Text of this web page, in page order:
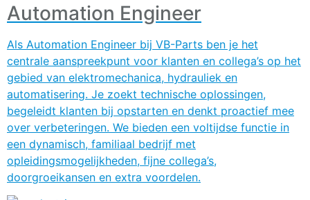
Automation Engineer
Als Automation Engineer bij VB-Parts ben je het
centrale aanspreekpunt voor klanten en collega’s op het
gebied van elektromechanica, hydrauliek en
automatisering. Je zoekt technische oplossingen,
begeleidt klanten bij opstarten en denkt proactief mee
over verbeteringen. We bieden een voltijdse functie in
een dynamisch, familiaal bedrijf met
opleidingsmogelijkheden, fijne collega’s,
doorgroeikansen en extra voordelen.